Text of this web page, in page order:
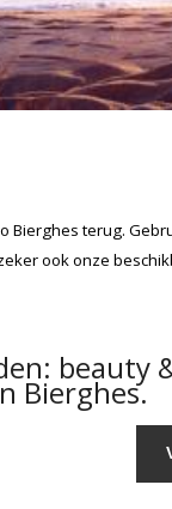
Bierghesterug.
ook onze
beauty
Bierghes.